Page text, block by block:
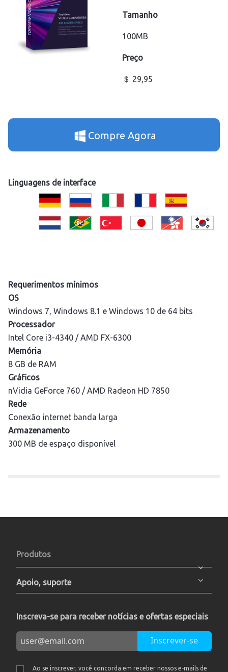
Tamanho
100MB
Preço
＄ 29,95
Compre Agora
Linguagens de interface
Requerimentos mínimos
OS
Windows 7, Windows 8.1 e Windows 10 de 64 bits
Processador
Intel Core i3-4340 / AMD FX-6300
Memória
8 GB de RAM
Gráficos
nVidia GeForce 760 / AMD Radeon HD 7850
Rede
Conexão internet banda larga
Armazenamento
300 MB de espaço disponível
Produtos
Apoio, suporte
Inscreva-se para receber notícias e ofertas especiais
Inscrever-se
Ao se inscrever, você concorda em receber nossos e-mails de